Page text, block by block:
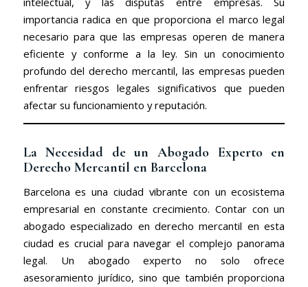
importancia radica en que proporciona el marco legal
necesario para que las empresas operen de manera
eficiente y conforme a la ley. Sin un conocimiento
profundo del derecho mercantil, las empresas pueden
enfrentar riesgos legales significativos que pueden
afectar su funcionamiento y reputación.
La Necesidad de un Abogado Experto en
Derecho Mercantil en Barcelona
Barcelona es una ciudad vibrante con un ecosistema
empresarial en constante crecimiento. Contar con un
abogado especializado en derecho mercantil en esta
ciudad es crucial para navegar el complejo panorama
legal. Un abogado experto no solo ofrece
asesoramiento jurídico, sino que también proporciona